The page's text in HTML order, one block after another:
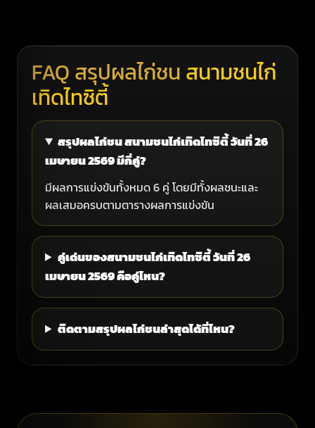
FAQ สรุปผลไก่ชน สนามชนไก่
เทิดไทซิตี้
สรุปผลไก่ชน สนามชนไก่เทิดไทซิตี้ วันที่ 26
เมษายน 2569 มีกี่คู่?
มีผลการแข่งขันทั้งหมด 6 คู่ โดยมีทั้งผลชนะและ
ผลเสมอครบตามตารางผลการแข่งขัน
คู่เด่นของสนามชนไก่เทิดไทซิตี้ วันที่ 26
เมษายน 2569 คือคู่ไหน?
ติดตามสรุปผลไก่ชนล่าสุดได้ที่ไหน?